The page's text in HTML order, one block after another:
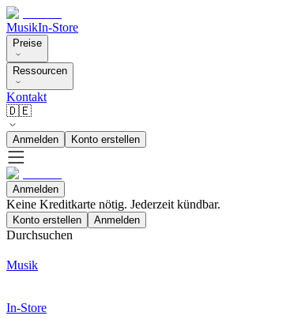
MusikIn-Store
Preise
Ressourcen
Kontakt
🇩🇪
Anmelden Konto erstellen
Anmelden
Keine Kreditkarte nötig. Jederzeit kündbar.
Konto erstellen Anmelden
Durchsuchen
Musik
In-Store